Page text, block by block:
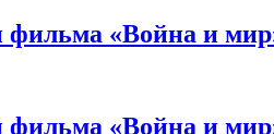
фильма «Война и
фильма «Война и